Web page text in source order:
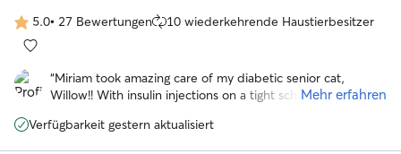
5.0
von
Sternen
5.0• 27 Bewertungen 10 wiederkehrende Haustierbesitzer
“Miriam took amazing care of my diabetic senior cat,
Willow!! With insulin injections on a tight schedule, her care
everything she needed. She was so communicative and
Mehr erfahren
Verfügbarkeit gestern aktualisiert